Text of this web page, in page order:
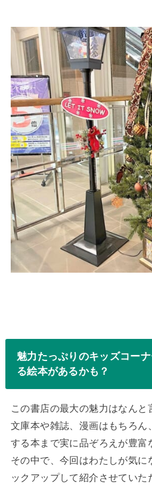
魅力たっぷりのキッズコー
る絵本があるかも？
この書店の最大の魅力はなんと
文庫本や雑誌、漫画はもちろん
する本まで実に品ぞろえが豊富
その中で、今回はわたしが気
ックアップして紹介させていた